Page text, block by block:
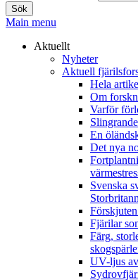
Main menu
Aktuellt
Nyheter
Aktuell
Hela
Om
Varför
En
Det nya
Svenska
Fjärilar
Färg,
UV-ljus